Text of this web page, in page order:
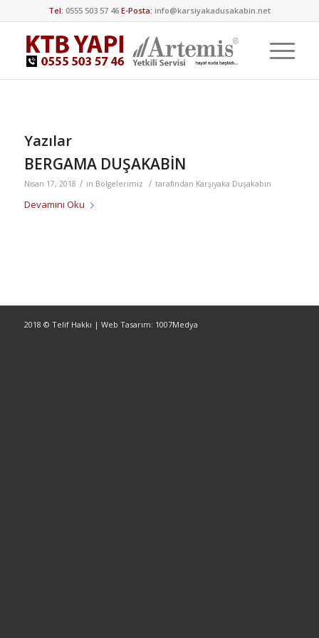
Tel: 0555 503 57 46 E-Posta: info@karsiyakadusakabin.net
Yazılar
BERGAMA DUŞAKABİN
Nisan 17, 2018 / in Bölgelerimiz / tarafından Karşıyaka Duşakabin
Devamını Oku
2018 © Telif Hakkı | Web Tasarım: 1007Medya